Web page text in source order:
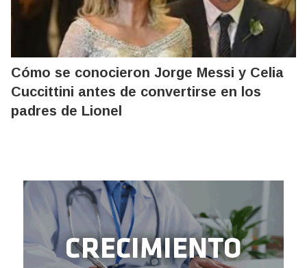
Cómo se conocieron Jorge Messi y Celia
Cuccittini antes de convertirse en los
padres de Lionel